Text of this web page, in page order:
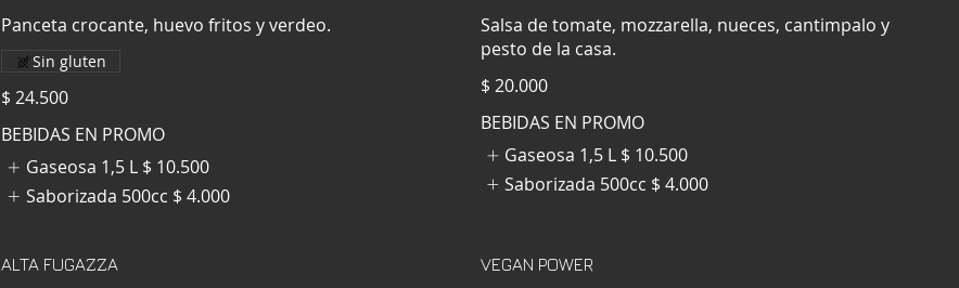
Panceta crocante, huevo fritos y verdeo.
$ 24.500
Sin gluten
BEBIDAS EN PROMO
Gaseosa 1,5 L $ 10.500
Saborizada 500cc $ 4.000
Salsa de tomate, mozzarella, nueces, cantimpalo y
pesto de la casa.
$ 20.000
BEBIDAS EN PROMO
Gaseosa 1,5 L $ 10.500
Saborizada 500cc $ 4.000
ALTA FUGAZZA VEGAN POWER